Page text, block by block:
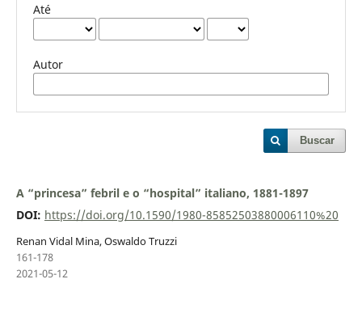
Até
Autor
Buscar
A “princesa” febril e o “hospital” italiano, 1881-1897
DOI: https://doi.org/10.1590/1980-85852503880006110%20
Renan Vidal Mina, Oswaldo Truzzi
161-178
2021-05-12